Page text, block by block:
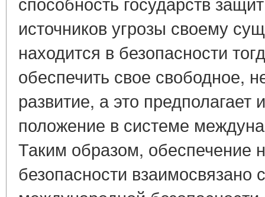
источников угрозы своему
находится в безопасности
обеспечить свое свободное,
развитие, а это предполагает
положение в системе
Таким образом, обеспечение
безопасности взаимосвязано